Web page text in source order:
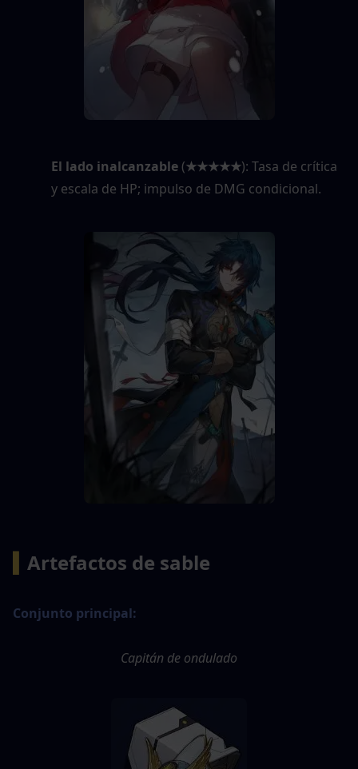
El lado inalcanzable (★★★★★): Tasa de crítica
y escala de HP; impulso de DMG condicional.
Artefactos de sable
Conjunto principal:
Capitán de ondulado